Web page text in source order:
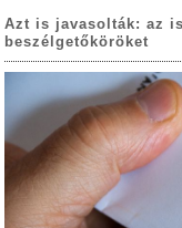
Azt is javasolták: az
beszélgetőköröket